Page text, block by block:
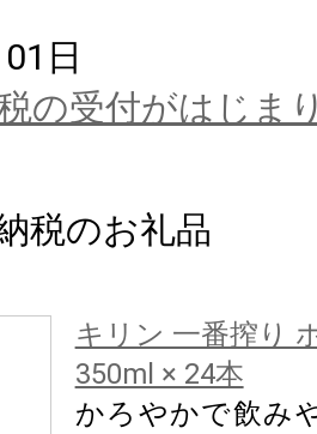
日
の受付がはじま
税のお礼品
キリン 一番搾り
350ml × 24本
かろやかで飲み